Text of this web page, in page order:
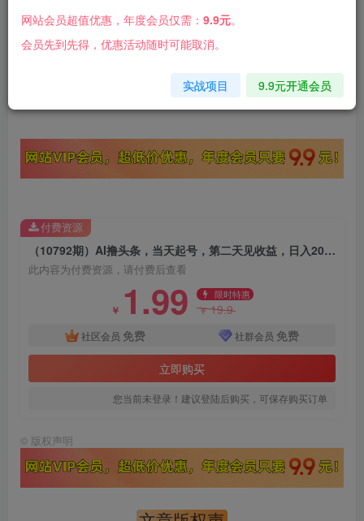
钟就能生成一篇爆款文章，轻轻松松拿到日入4位
（10792期）AI撸头条，当天起号，第二天见收益，日入2000+
此内容为付费资源，请付费后查看
￥ 1.99 限时特惠
￥19.9
社区会员 免费 社群会员 免费
立即购买
您当前未登录！建议登陆后购买，可保存购买订单
付费资源
© 版权声明
网站会员超值优惠，年度会员仅需： 9.9元。
会员先到先得，优惠活动随时可能取消。
实战项目 9.9元开通会员